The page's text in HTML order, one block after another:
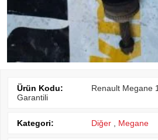
Ürün Kodu:
Renault Megane
Garantili
Kategori: Diğer Megane